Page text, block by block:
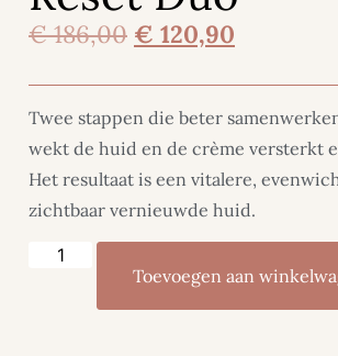
€186,00 € 120,90
Twee stappen die beter
wekt de huid en de crème versterkt
Het resultaat is een vitalere,
zichtbaar vernieuwde huid.
Toevoegen aan